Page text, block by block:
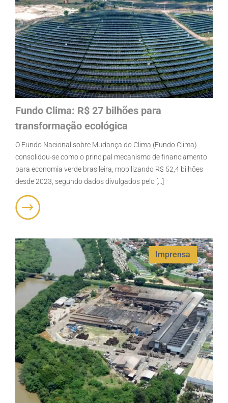
Fundo Clima: R$ 27 bilhões para
transformação ecológica
O Fundo Nacional sobre Mudança do Clima (Fundo Clima)
consolidou-se como o principal mecanismo de financiamento
para economia verde brasileira, mobilizando R$ 52,4 bilhões
desde 2023, segundo dados divulgados pelo [...]
Imprensa